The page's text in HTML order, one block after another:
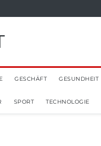
GESCHÄFT GESUNDHEIT
SPORT TECHNOLOGIE